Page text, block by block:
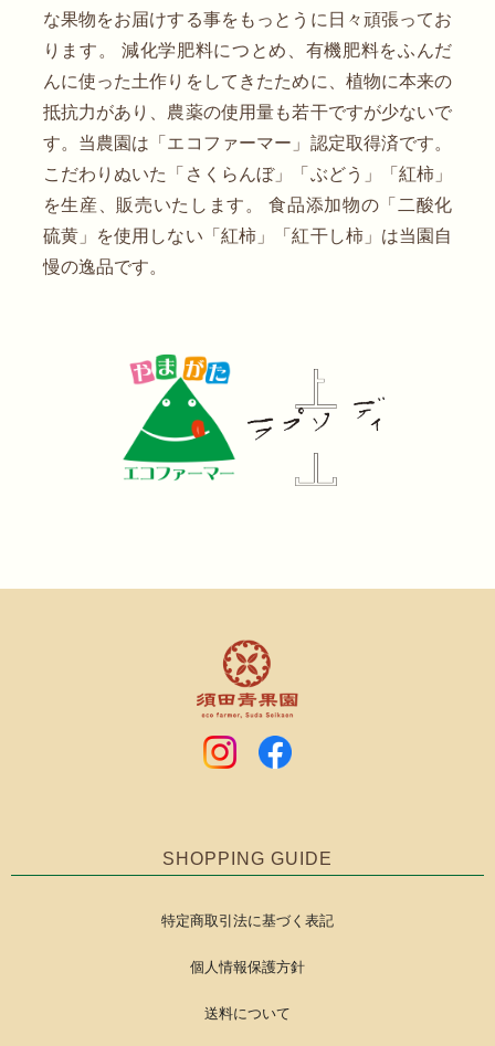
な果物をお届けする事をもっとうに日々頑張ってお
ります。 減化学肥料につとめ、有機肥料をふんだ
んに使った土作りをしてきたために、植物に本来の
抵抗力があり、農薬の使用量も若干ですが少ないで
す。当農園は「エコファーマー」認定取得済です。
こだわりぬいた「さくらんぼ」「ぶどう」「紅柿」
を生産、販売いたします。 食品添加物の「二酸化
硫黄」を使用しない「紅柿」「紅干し柿」は当園自
慢の逸品です。
SHOPPING GUIDE
特定商取引法に基づく表記
個人情報保護方針
送料について